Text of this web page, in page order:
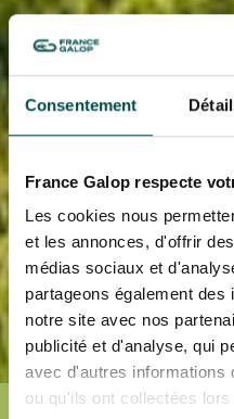
Consentement
France Galop respecte
Les cookies nous
et les annonces, d'offrir
médias sociaux et
partageons également
notre site avec nos
publicité et d'analyse, qui
avec d'autres informations
ou qu'ils ont collectées